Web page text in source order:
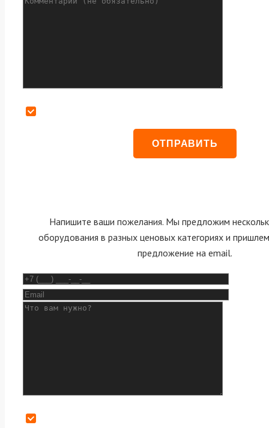
Напишите ваши пожелания. Мы предложим
оборудования в разных ценовых категориях и
предложение на email.